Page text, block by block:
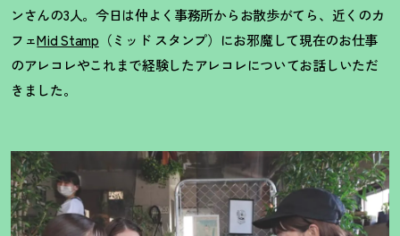
ンさんの3人。今日は仲よく事務所からお散歩がてら、近くのカ
フェMid Stamp （ミッド スタンプ）にお邪魔して現在のお仕事
のアレコレやこれまで経験したアレコレについてお話しいただ
きました。